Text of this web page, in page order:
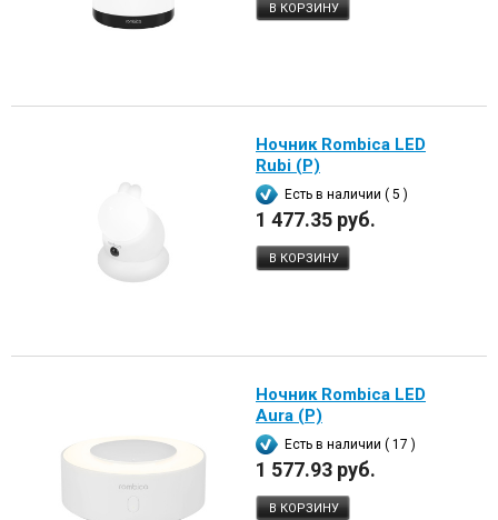
В КОРЗИНУ
Ночник Rombica LED
Rubi (Р)
Есть в наличии ( 5 )
1 477.35 руб.
В КОРЗИНУ
Ночник Rombica LED
Aura (Р)
Есть в наличии ( 17 )
1 577.93 руб.
В КОРЗИНУ